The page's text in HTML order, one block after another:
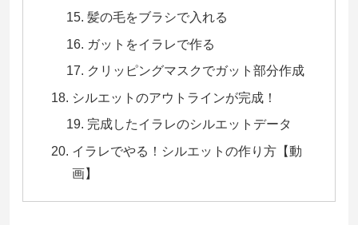
髪の毛をブラシで入れる
ガットをイラレで作る
クリッピングマスクでガット部分作成
シルエットのアウトラインが完成！
完成したイラレのシルエットデータ
イラレでやる！シルエットの作り方【動
画】